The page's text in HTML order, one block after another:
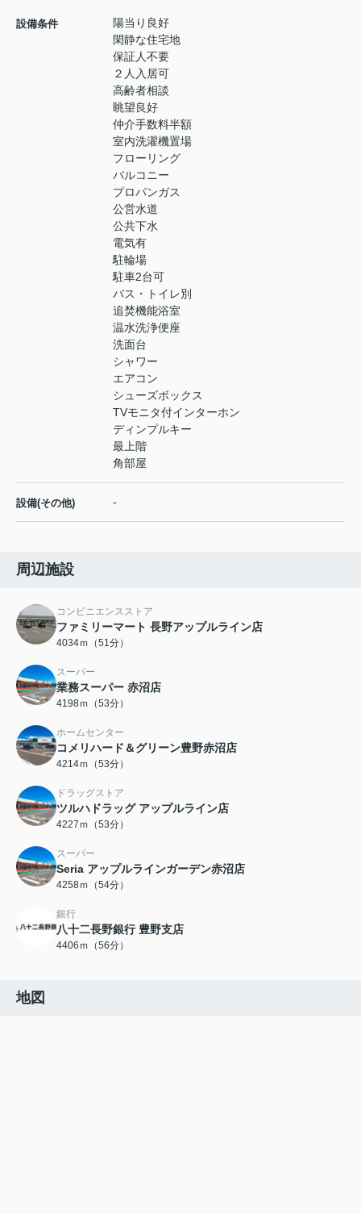
設備条件
陽当り良好
閑静な住宅地
保証人不要
２人入居可
高齢者相談
眺望良好
仲介手数料半額
室内洗濯機置場
フローリング
バルコニー
プロパンガス
公営水道
公共下水
電気有
駐輪場
駐車2台可
バス・トイレ別
追焚機能浴室
温水洗浄便座
洗面台
シャワー
エアコン
シューズボックス
TVモニタ付インターホン
ディンプルキー
最上階
角部屋
設備(その他) -
周辺施設
コンビニエンスストア
ファミリーマート 長野アップルライン店
4034ｍ（51分）
スーパー
業務スーパー 赤沼店
4198ｍ（53分）
ホームセンター
コメリハード＆グリーン豊野赤沼店
4214ｍ（53分）
ドラッグストア
ツルハドラッグ アップルライン店
4227ｍ（53分）
スーパー
Seria アップルラインガーデン赤沼店
4258ｍ（54分）
銀行
八十二長野銀行 豊野支店
4406ｍ（56分）
地図